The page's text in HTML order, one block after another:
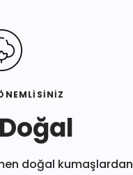
doğal kumaşlardan